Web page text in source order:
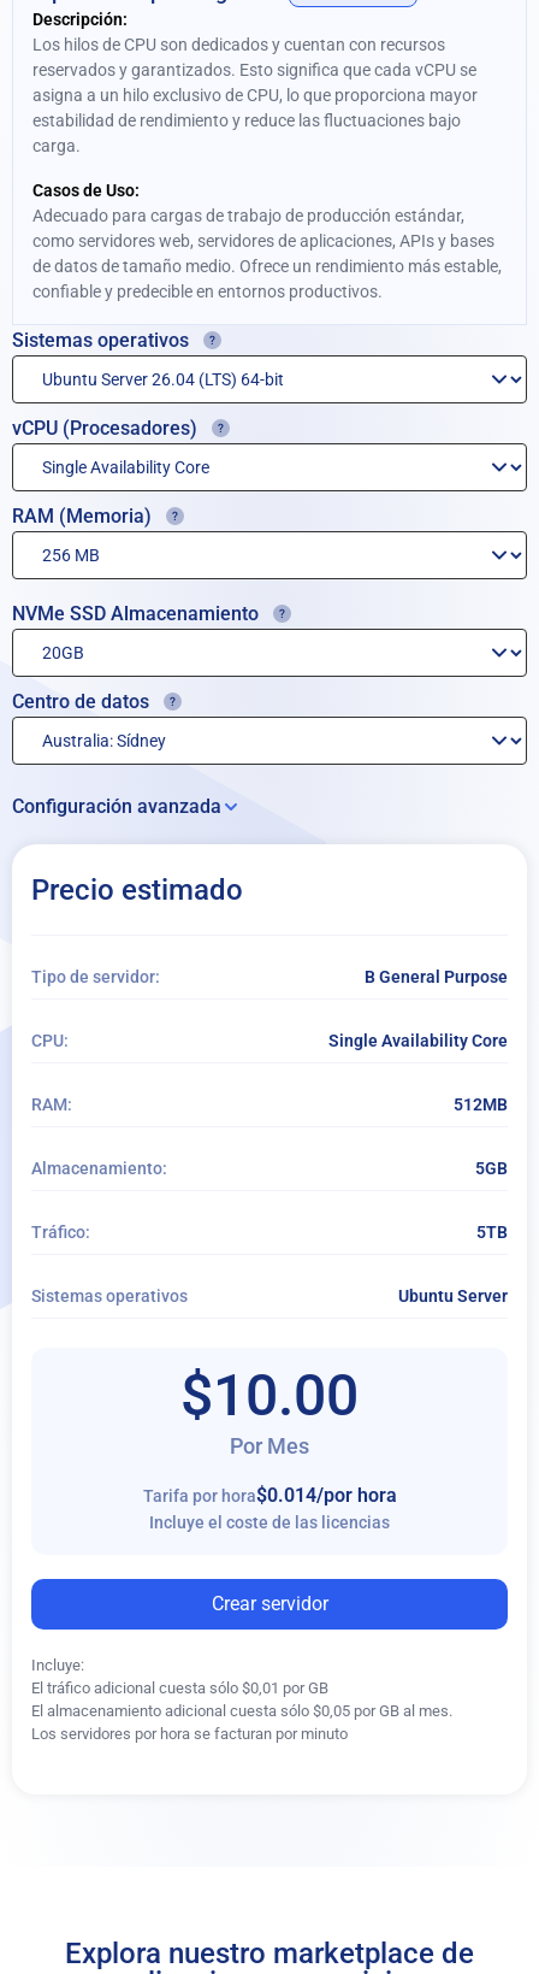
Descripción:
Los hilos de CPU son dedicados y cuentan con recursos
reservados y garantizados. Esto significa que cada vCPU se
asigna a un hilo exclusivo de CPU, lo que proporciona mayor
estabilidad de rendimiento y reduce las fluctuaciones bajo
carga.
Casos de Uso:
Adecuado para cargas de trabajo de producción estándar,
como servidores web, servidores de aplicaciones, APIs y bases
de datos de tamaño medio. Ofrece un rendimiento más estable,
confiable y predecible en entornos productivos.
Sistemas operativos
vCPU (Procesadores)
RAM (Memoria)
NVMe SSD Almacenamiento
Centro de datos
Configuración avanzada
Almacenamiento adicional:
+ Agregar complementos del sistema operativo
Copia de seguridad diaria extendida
Por Hora
Precio estimado
Tipo de servidor: B General Purpose
CPU: Single Availability Core
RAM: 512MB
Almacenamiento: 5GB
Tráfico: 5TB
Sistemas operativos Ubuntu Server
$10.00
Por Mes
Tarifa por hora$0.014/por hora
Incluye el coste de las licencias
Crear servidor
Incluye:
El tráfico adicional cuesta sólo $0,01 por GB
El almacenamiento adicional cuesta sólo $0,05 por GB al mes.
Los servidores por hora se facturan por minuto
Explora nuestro marketplace de